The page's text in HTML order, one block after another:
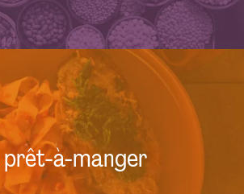
prêt-à-manger